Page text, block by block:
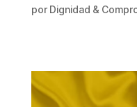
por Dignidad &